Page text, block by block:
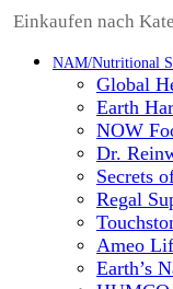
Einkaufen nach
NAM/Nutritional
Global
Earth
NOW
Dr.
Secrets
Regal
Ameo
Earth’s